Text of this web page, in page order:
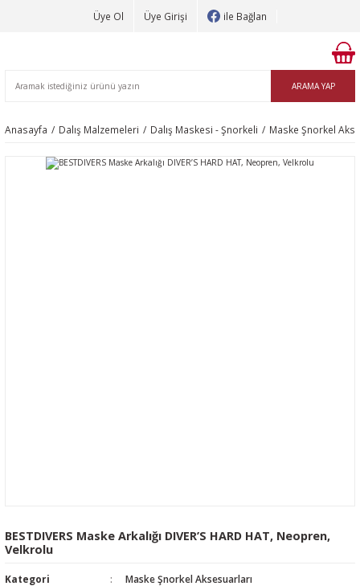
Üye Ol Üye Girişi ile Bağlan
ARAMA YAP
Anasayfa Dalış Malzemeleri Dalış Maskesi - Şnorkeli Maske Şnorkel
BESTDIVERS Maske Arkalığı DIVER’S HARD HAT, Neopren,
Velkrolu
Kategori
Maske Şnorkel Aksesuarları